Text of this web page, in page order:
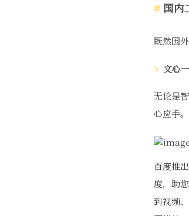
国内
既然国
文心
无论是
心应手
百度推
度，助
到视频